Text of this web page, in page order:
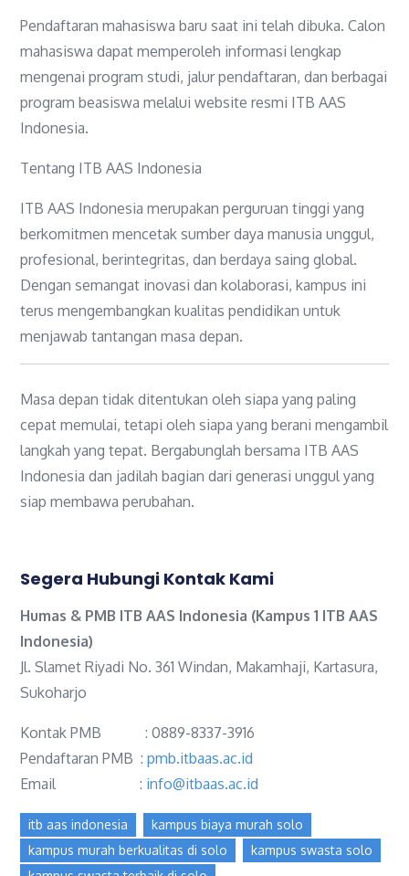
Pendaftaran mahasiswa baru saat ini telah dibuka. Calon
mahasiswa dapat memperoleh informasi lengkap
mengenai program studi, jalur pendaftaran, dan berbagai
program beasiswa melalui website resmi ITB AAS
Indonesia.
Tentang ITB AAS Indonesia
ITB AAS Indonesia merupakan perguruan tinggi yang
berkomitmen mencetak sumber daya manusia unggul,
profesional, berintegritas, dan berdaya saing global.
Dengan semangat inovasi dan kolaborasi, kampus ini
terus mengembangkan kualitas pendidikan untuk
menjawab tantangan masa depan.
Masa depan tidak ditentukan oleh siapa yang paling
cepat memulai, tetapi oleh siapa yang berani mengambil
langkah yang tepat. Bergabunglah bersama ITB AAS
Indonesia dan jadilah bagian dari generasi unggul yang
siap membawa perubahan.
Segera Hubungi Kontak Kami
Humas & PMB ITB AAS Indonesia (Kampus 1 ITB AAS
Indonesia)
Jl. Slamet Riyadi No. 361 Windan, Makamhaji, Kartasura,
Sukoharjo
Kontak PMB : 0889-8337-3916
Pendaftaran PMB :pmb.itbaas.ac.id
Email : info@itbaas.ac.id
itb aas indonesia
kampus biaya murah solo
kampus murah berkualitas di solo
kampus swasta solo